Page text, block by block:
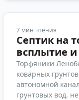
7 мин чтения
Септик на
всплытие
Торфяники
коварных
автономной
грунтовых вод,